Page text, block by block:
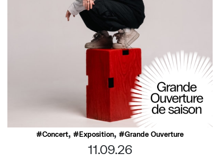
Concert, Exposition, Grande Ouverture
11.09.26